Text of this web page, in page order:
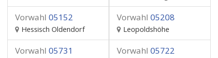
Vorwahl 05152
Hessisch Oldendorf
Vorwahl 05208
Leopoldshöhe
Vorwahl 05731 Vorwahl 05722